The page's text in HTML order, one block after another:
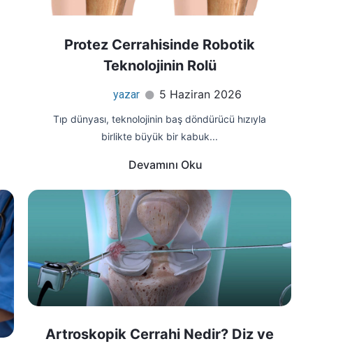
Protez Cerrahisinde Robotik
Teknolojinin Rolü
yazar 5 Haziran 2026
Tıp dünyası, teknolojinin baş döndürücü hızıyla
birlikte büyük bir kabuk...
Devamını Oku
Artroskopik Cerrahi Nedir? Diz ve